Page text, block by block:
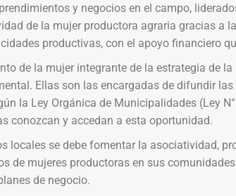
y negocios en el campo,
de la mujer productora agraria gracias a
productivas, con el apoyo financiero
de la mujer integrante de la estrategia de
Ellas son las encargadas de difundir
la Ley Orgánica de Municipalidades (Ley
conozcan y accedan a esta oportunidad.
locales se debe fomentar la asociatividad,
de mujeres productoras en sus
de negocio.